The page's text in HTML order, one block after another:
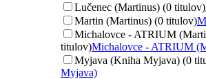
Lučenec (Martinus) (0 titulov)
Martin (Martinus) (0 titulov)
Michalovce - ATRIUM
titulov)Michalovce - ATRIUM
Myjava (Kniha Myjava) (0
Myjava)